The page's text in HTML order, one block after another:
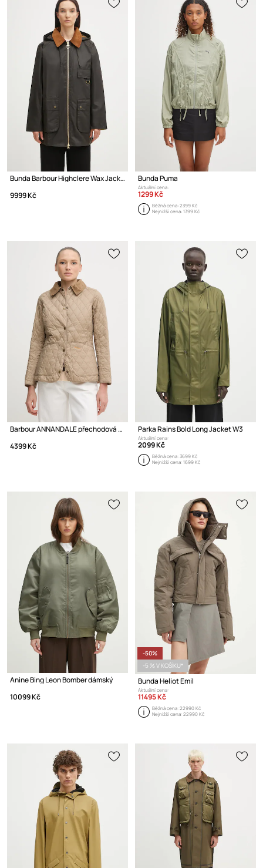
Bunda Barbour Highclere Wax Jacket
9999 Kč
Bunda Puma
Aktuální cena:
1299 Kč
Běžná cena:2399 Kč
Nejnižší cena:1399 Kč
Barbour ANNANDALE přechodová bunda dámská
4399 Kč
Parka Rains Bold Long Jacket W3
Aktuální cena:
2099 Kč
Běžná cena:3699 Kč
Nejnižší cena:1699 Kč
Anine Bing Leon Bomber dámský
10099 Kč
-50%
-5 % V KOŠÍKU*
Bunda Heliot Emil
Aktuální cena:
11495 Kč
Běžná cena:22990 Kč
Nejnižší cena:22990 Kč